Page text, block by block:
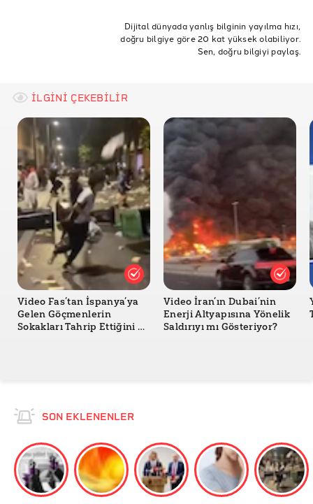
İklim Değişikliği
İklim krizi
iklim krizi dezenformasyonu
amy westervelt
Dijital dünyada yanlış bilginin yayılma hızı,
doğru bilgiye göre 20 kat yüksek olabiliyor.
Sen, doğru bilgiyi paylaş.
İLGİNİ ÇEKEBİLİR
Video Fas’tan İspanya’ya
Gelen Göçmenlerin
Sokakları Tahrip Ettiğini mi
Video İran’ın Dubai’nin
Enerji Altyapısına Yönelik
Saldırıyı mı Gösteriyor?
SON EKLENENLER